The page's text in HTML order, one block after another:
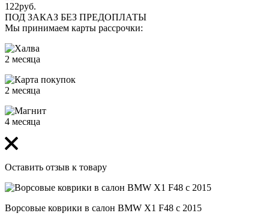
122руб.
ПОД ЗАКАЗ БЕЗ ПРЕДОПЛАТЫ
Мы принимаем карты рассрочки:
2 месяца
2 месяца
4 месяца
Оставить отзыв к товару
Ворсовые коврики в салон BMW X1 F48 с 2015